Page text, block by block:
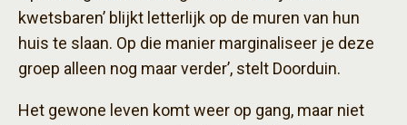
kwetsbaren’ blijkt letterlijk op de muren van hun
huis te slaan. Op die manier marginaliseer je deze
groep alleen nog maar verder’, stelt Doorduin.
Het gewone leven komt weer op gang, maar niet